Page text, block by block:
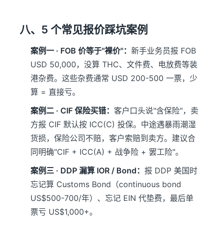
八、5 个常见报价踩坑案例
案例一 · FOB 价等于"裸价"： 新手业务员报 FOB
USD 50,000，没算 THC、文件费、电放费等装
港杂费。这些杂费通常 USD 200-500 一票，少
算 = 直接亏。
案例二 · CIF 保险买错： 客户口头说"含保险"，卖
方报 CIF 默认按 ICC(C) 投保。中途遇暴雨潮湿
货损，保险公司不赔，客户索赔到卖方。建议合
同明确"CIF + ICC(A) + 战争险 + 罢工险"。
案例三 · DDP 漏算 IOR / Bond： 报 DDP 美国时
忘记算 Customs Bond（continuous bond
US$500-700/年）、忘记 EIN 代垫费，最后单
票亏 US$1,000+。